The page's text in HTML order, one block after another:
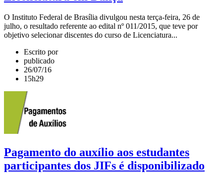
O Instituto Federal de Brasília divulgou nesta terça-feira, 26 de
julho, o resultado referente ao edital nº 011/2015, que teve por
objetivo selecionar discentes do curso de Licenciatura...
Escrito por
publicado
26/07/16
15h29
Pagamento do auxílio aos estudantes
participantes dos JIFs é disponibilizado